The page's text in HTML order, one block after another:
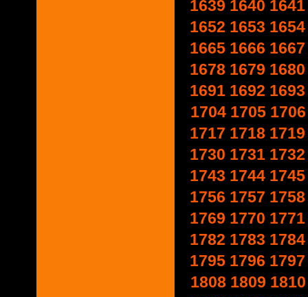
1639 1640 1641
1652 1653 1654
1665 1666 1667
1678 1679 1680
1691 1692 1693
1704 1705 1706
1717 1718 1719
1730 1731 1732
1743 1744 1745
1756 1757 1758
1769 1770 1771
1782 1783 1784
1795 1796 1797
1808 1809 1810